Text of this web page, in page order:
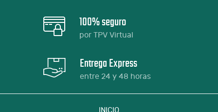
100% seguro
por TPV Virtual
Entrega Express
entre 24 y 48 horas
INICIO